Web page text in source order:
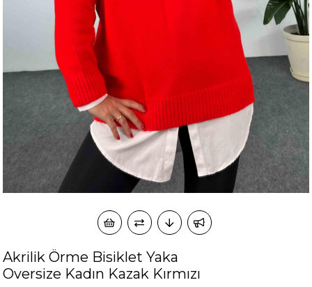
Akrilik Örme Bisiklet Yaka
Oversize Kadın Kazak Kırmızı